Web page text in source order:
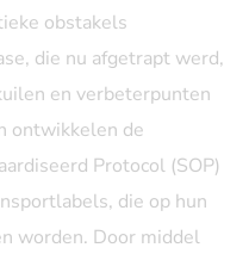
obstakels
die nu afgetrapt werd,
en verbeterpunten
ontwikkelen de
Protocol (SOP)
die op hun
worden. Door middel